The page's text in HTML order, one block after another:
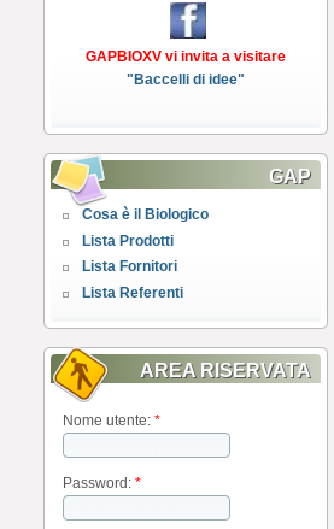
GAPBIOXV vi invita a visitare
"Baccelli di idee"
GAP
Cosa è il Biologico
Lista Prodotti
Lista Fornitori
Lista Referenti
AREA RISERVATA
Nome utente: *
Password: *